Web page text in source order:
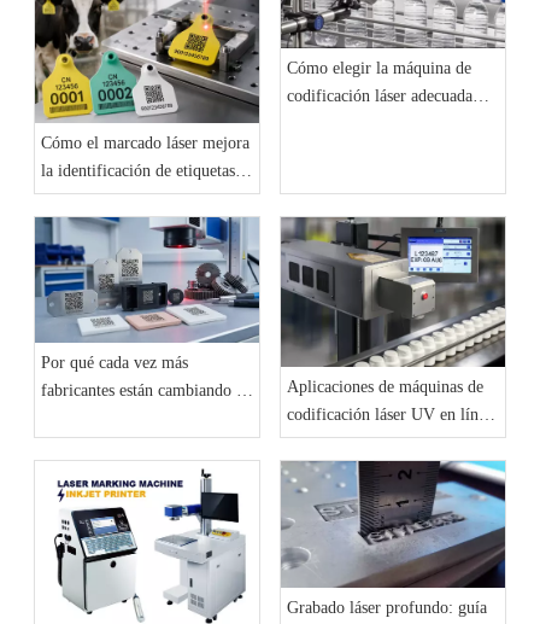
Cómo el marcado láser mejora
la identificación de etiquetas
en las orejas de los animales y
la trazabilidad del ganado
Cómo elegir la máquina de
codificación láser adecuada
Por qué cada vez más
fabricantes están cambiando a
Aplicaciones de máquinas de
codificación láser UV en líneas
de producción de talleres
Grabado láser profundo: guía